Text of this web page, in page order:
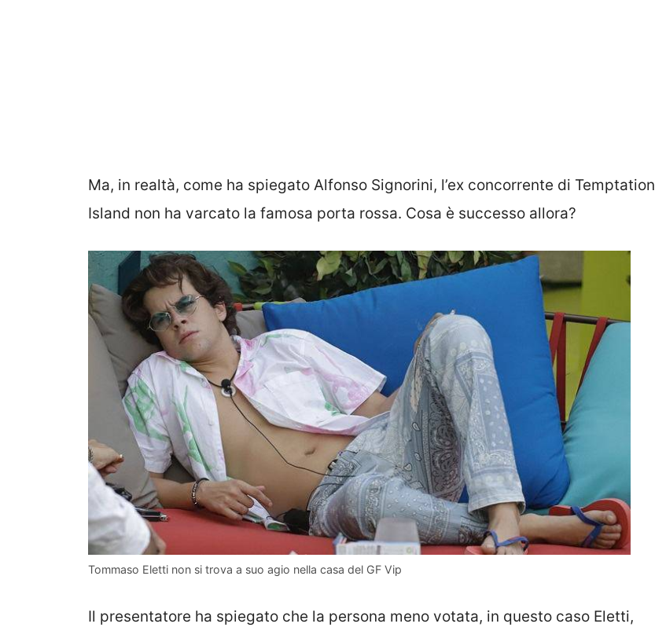
Ma, in realtà, come ha spiegato Alfonso Signorini, l’ex concorrente di Temptation
Island non ha varcato la famosa porta rossa. Cosa è successo allora?
Tommaso Eletti non si trova a suo agio nella casa del GF Vip
Il presentatore ha spiegato che la persona meno votata, in questo caso Eletti,